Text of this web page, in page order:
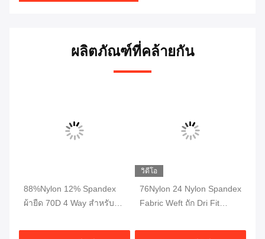
ผลิตภัณฑ์ที่คล้ายกัน
88%Nylon 12% Spandex
ผ้ายืด 70D 4 Way สำหรับ
วิดีโอ
76Nylon 24 Nylon Spandex
Fabric Weft ถัก Dri Fit
230gsm